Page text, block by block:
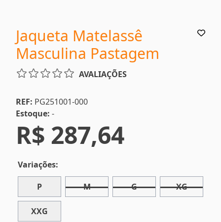
Jaqueta Matelassê
Masculina Pastagem
AVALIAÇÕES
REF: PG251001-000
Estoque: -
R$ 287,64
Variações:
P M G XG
XXG